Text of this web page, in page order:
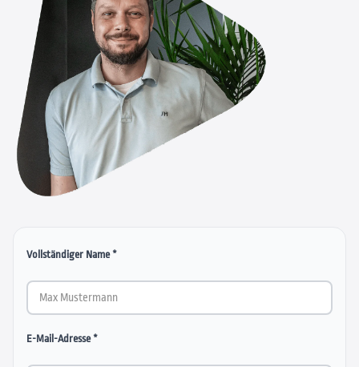
Vollständiger Name *
E-Mail-Adresse *